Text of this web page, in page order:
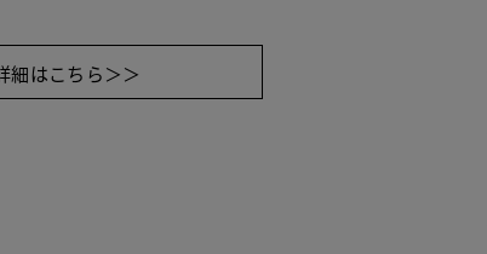
細はこちら＞＞